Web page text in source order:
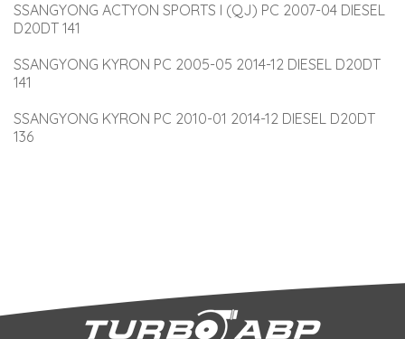
SSANGYONG ACTYON SPORTS I (QJ) PC 2007-04 DIESEL
D20DT 141
SSANGYONG KYRON PC 2005-05 2014-12 DIESEL D20DT
141
SSANGYONG KYRON PC 2010-01 2014-12 DIESEL D20DT
136